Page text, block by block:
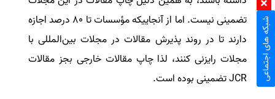
تضمینی نیست. اما از آنجاییکه مؤسسات تا ۸۰ درصد اجازه
دارند تا در روند پذیرش مقالات در مجلات بین‌المللی با
مجلات رایزنی کنند، لذا چاپ مقالات خارجی بجز مقالات
JCRتضمینی بوده است.
شبکه های اجتماعی